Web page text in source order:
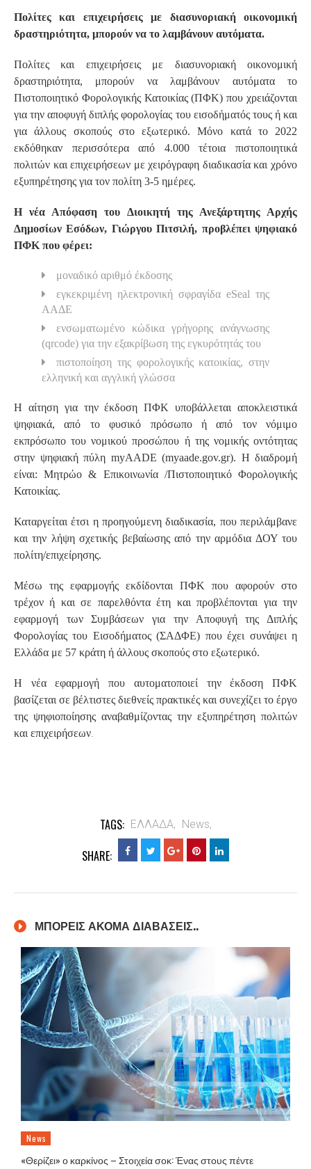
Πολίτες και επιχειρήσεις με διασυνοριακή οικονομική
δραστηριότητα, μπορούν να το λαμβάνουν αυτόματα.
Πολίτες και επιχειρήσεις με διασυνοριακή οικονομική
δραστηριότητα, μπορούν να λαμβάνουν αυτόματα το
Πιστοποιητικό Φορολογικής Κατοικίας (ΠΦΚ) που χρειάζονται
για την αποφυγή διπλής φορολογίας του εισοδήματός τους ή και
για άλλους σκοπούς στο εξωτερικό. Μόνο κατά το 2022
εκδόθηκαν περισσότερα από 4.000 τέτοια πιστοποιητικά
πολιτών και επιχειρήσεων με χειρόγραφη διαδικασία και χρόνο
εξυπηρέτησης για τον πολίτη 3-5 ημέρες.
Η νέα Απόφαση του Διοικητή της Ανεξάρτητης Αρχής
Δημοσίων Εσόδων, Γιώργου Πιτσιλή, προβλέπει ψηφιακό
ΠΦΚ που φέρει:
μοναδικό αριθμό έκδοσης
εγκεκριμένη ηλεκτρονική σφραγίδα eSeal της
ΑΑΔΕ
ενσωματωμένο κώδικα γρήγορης ανάγνωσης
(qrcode) για την εξακρίβωση της εγκυρότητάς του
πιστοποίηση της φορολογικής κατοικίας, στην
ελληνική και αγγλική γλώσσα
Η αίτηση για την έκδοση ΠΦΚ υποβάλλεται αποκλειστικά
ψηφιακά, από το φυσικό πρόσωπο ή από τον νόμιμο
εκπρόσωπο του νομικού προσώπου ή της νομικής οντότητας
στην ψηφιακή πύλη myAADE (myaade.gov.gr). Η διαδρομή
είναι: Μητρώο & Επικοινωνία /Πιστοποιητικό Φορολογικής
Κατοικίας.
Καταργείται έτσι η προηγούμενη διαδικασία, που περιλάμβανε
και την λήψη σχετικής βεβαίωσης από την αρμόδια ΔΟΥ του
πολίτη/επιχείρησης.
Μέσω της εφαρμογής εκδίδονται ΠΦΚ που αφορούν στο
τρέχον ή και σε παρελθόντα έτη και προβλέπονται για την
εφαρμογή των Συμβάσεων για την Αποφυγή της Διπλής
Φορολογίας του Εισοδήματος (ΣΑΔΦΕ) που έχει συνάψει η
Ελλάδα με 57 κράτη ή άλλους σκοπούς στο εξωτερικό.
Η νέα εφαρμογή που αυτοματοποιεί την έκδοση ΠΦΚ
βασίζεται σε βέλτιστες διεθνείς πρακτικές και συνεχίζει το έργο
της ψηφιοποίησης αναβαθμίζοντας την εξυπηρέτηση πολιτών
και επιχειρήσεων.
TAGS: ΕΛΛΑΔΑ, News,
SHARE:
ΜΠΟΡΕΙΣ ΑΚΟΜΑ ΔΙΑΒΑΣΕΙΣ..
News
«Θερίζει» ο καρκίνος – Στοιχεία σοκ: Ένας στους πέντε